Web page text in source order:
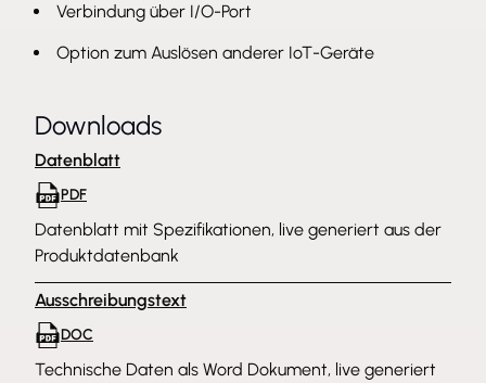
Hintergrundmusik oder TV – auswählen oder
Aktionen auf anderen IoT-Geräten auslösen. So
entriegeln oder eine voraufgezeichnete Ansage
unbegrenzte Möglichkeiten für smartere
Arbeitsabläufe. Außerdem lässt sich dieses Gerät
einfach bedienen. Das taktile Feedback bestätigt
den Tastendruck und eine Hintergrundbeleuchtung
zeigt die aktive Audioquelle und einen aktiven
Stummschaltungsstatus an.
Sicherheit in der Zentrale
Verbindung über I/O-Port
Option zum Auslösen anderer IoT-Geräte
Downloads
Datenblatt
PDF
Datenblatt mit Spezifikationen, live generiert aus der
Produktdatenbank
Ausschreibungstext
DOC
Technische Daten als Word Dokument, live generiert